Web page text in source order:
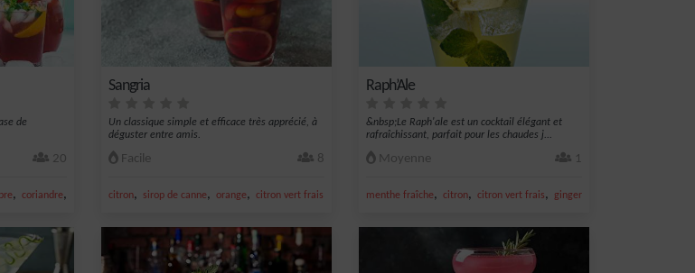
de
20
, coriandre, vin rouge
Sangria
Un classique simple et efficace très apprécié, à
déguster entre amis.
Facile 8
citron, sirop de canne, orange, citron vert frais vin rouge
Raph’Ale
&nbsp;Le Raph'ale est un cocktail élégant et
rafraîchissant, parfait pour les chaudes j...
Moyenne 1
menthe fraîche, citron, citron vert frais, ginger ale